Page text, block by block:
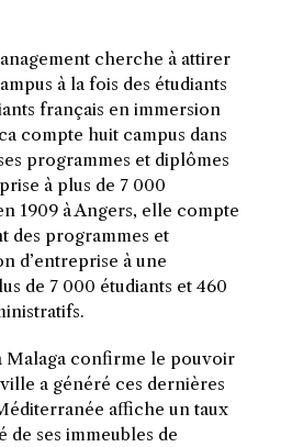
cherche à attirer
à la fois des étudiants
français en immersion
compte huit campus dans
programmes et diplômes
à plus de 7 000
1909 à Angers, elle compte
des programmes et
d’entreprise à une
de 7 000 étudiants et 460
Malaga confirme le pouvoir
a généré ces dernières
affiche un taux
de ses immeubles de